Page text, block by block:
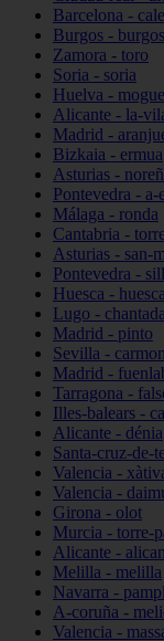
Barcelona -
Burgos - burgos
Zamora - toro
Soria - soria
Huelva -
Alicante - la-
Madrid -
Bizkaia - ermua
Asturias -
Pontevedra - a-
Málaga - ronda
Cantabria -
Asturias - san-
Pontevedra -
Huesca - huesca
Lugo - chantada
Madrid - pinto
Sevilla -
Madrid -
Tarragona -
Illes-balears -
Alicante - dénia
Santa-cruz-de-
Valencia -
Valencia -
Girona - olot
Murcia - torre-
Alicante -
Melilla - melilla
Navarra -
A-coruña -
Valencia -